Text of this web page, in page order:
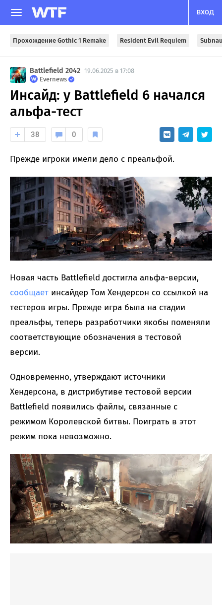
ВХОД
Прохождение Gothic 1 Remake Resident Evil Requiem
Battlefield 2042 19.06.2025 в 17:08
Evernews
Инсайд: у Battlefield 6 начался
альфа-тест
38 0
Прежде игроки имели дело с преальфой.
Новая часть Battlefield достигла альфа-версии,
сообщает инсайдер Том Хендерсон со ссылкой на
тестеров игры. Прежде игра была на стадии
преальфы, теперь разработчики якобы поменяли
соответствующие обозначения в тестовой
версии.
Одновременно, утверждают источники
Хендерсона, в дистрибутиве тестовой версии
Battlefield появились файлы, связанные с
режимом Королевской битвы. Поиграть в этот
режим пока невозможно.